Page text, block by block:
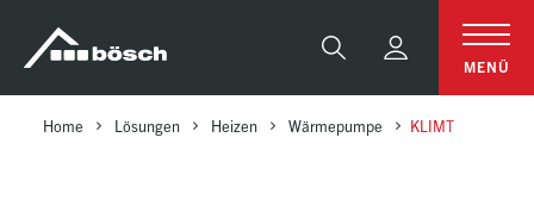
sr.skip-to.main-content
sr.skip-to.table-of-contents
sr.skip-to.main-navigation
Suche MENÜ
Home Lösungen Heizen Wärmepumpe KLIMT